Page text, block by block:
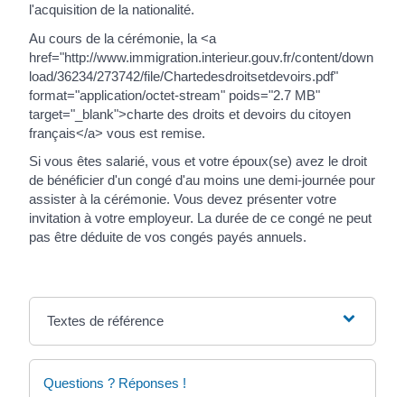
l'acquisition de la nationalité.
Au cours de la cérémonie, la <a
href="http://www.immigration.interieur.gouv.fr/content/down
load/36234/273742/file/Chartedesdroitsetdevoirs.pdf"
format="application/octet-stream" poids="2.7 MB"
target="_blank">charte des droits et devoirs du citoyen
français</a> vous est remise.
Si vous êtes salarié, vous et votre époux(se) avez le droit
de bénéficier d'un congé d'au moins une demi-journée pour
assister à la cérémonie. Vous devez présenter votre
invitation à votre employeur. La durée de ce congé ne peut
pas être déduite de vos congés payés annuels.
Textes de référence
Questions ? Réponses !